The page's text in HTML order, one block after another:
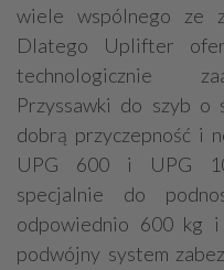
wiele wspólnego ze
Dlatego Uplifter
technologicznie
Przyssawki do szyb o
dobrą przyczepność i
UPG 600 i UPG
specjalnie do
odpowiednio 600 kg
podwójny system